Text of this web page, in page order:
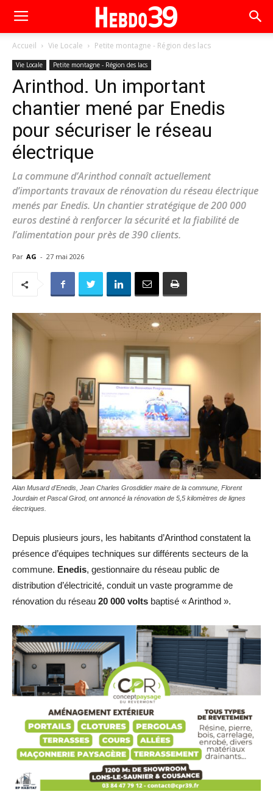
Accueil Vie Locale Petite montagne - Région des lacs
Vie Locale Petite montagne - Région des lacs
Arinthod. Un important
chantier mené par Enedis
pour sécuriser le réseau
électrique
La commune d’Arinthod connaît actuellement
d’importants travaux de rénovation du réseau électrique
menés par Enedis. Un chantier stratégique de 200 000
euros destiné à renforcer la sécurité et la fiabilité de
l’alimentation pour près de 390 clients.
Par AG - 27 mai 2026
Alan Musard d'Enedis, Jean Charles Grosdidier maire de la commune, Florent
Jourdain et Pascal Girod, ont annoncé la rénovation de 5,5 kilomètres de lignes
électriques.
Depuis plusieurs jours, les habitants d’Arinthod constatent la
présence d’équipes techniques sur différents secteurs de la
commune. Enedis, gestionnaire du réseau public de
distribution d’électricité, conduit un vaste programme de
rénovation du réseau 20 000 volts baptisé « Arinthod ».